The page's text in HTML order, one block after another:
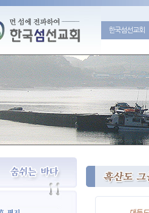
한국섬선교회